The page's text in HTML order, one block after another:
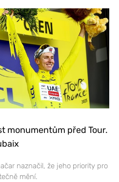
monumentům před Tour.
naznačil, že jeho priority pro
mění.